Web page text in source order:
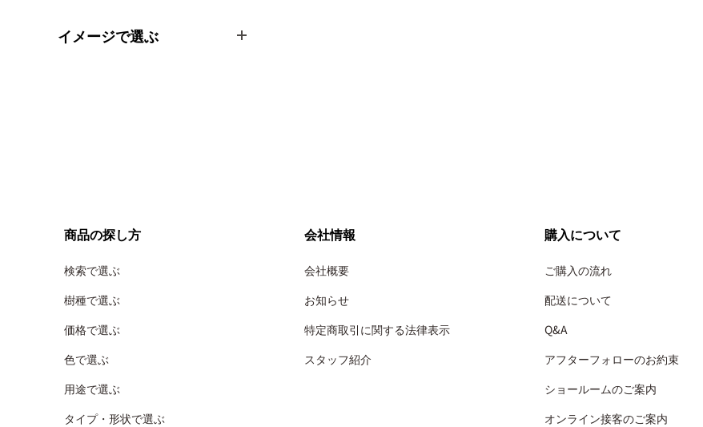
イメージで選ぶ
商品の探し方
検索で選ぶ
樹種で選ぶ
価格で選ぶ
色で選ぶ
用途で選ぶ
タイプ・形状で選ぶ
会社情報
会社概要
お知らせ
特定商取引に関する法律表示
スタッフ紹介
購入について
ご購入の流れ
配送について
Q&A
アフターフォローのお約束
ショールームのご案内
オンライン接客のご案内